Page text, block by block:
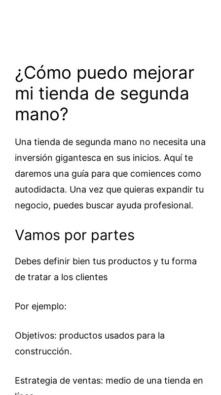
¿Cómo puedo mejorar
mi tienda de segunda
mano?
Una tienda de segunda mano no necesita una
inversión gigantesca en sus inicios. Aquí te
daremos una guía para que comiences como
autodidacta. Una vez que quieras expandir tu
negocio, puedes buscar ayuda profesional.
Vamos por partes
Debes definir bien tus productos y tu forma
de tratar a los clientes
Por ejemplo:
Objetivos: productos usados para la
construcción.
Estrategia de ventas: medio de una tienda en